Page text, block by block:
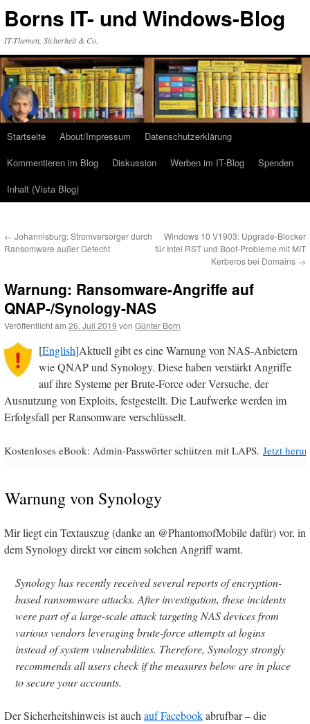
Inhalt
Borns IT- und Windows-Blog
IT-Themen, Sicherheit & Co.
Startseite About/Impressum
Datenschutzerklärung
Kommentieren im Blog
Diskussion Werben im IT-Blog
Spenden
Inhalt (Vista Blog)
← Johannisburg: Stromversorger durch
Ransomware außer Gefecht
Windows 10 V1903: Upgrade-Blocker
für Intel RST und Boot-Probleme mit MIT
Kerberos bei Domains →
Warnung: Ransomware-Angriffe auf
QNAP-/Synology-NAS
Veröffentlicht am 26. Juli 2019 von Günter Born
[English]Aktuell gibt es eine Warnung von NAS-Anbietern
wie QNAP und Synology. Diese haben verstärkt Angriffe
auf ihre Systeme per Brute-Force oder Versuche, der
Ausnutzung von Exploits, festgestellt. Die Laufwerke werden im
Erfolgsfall per Ransomware verschlüsselt.
Kostenloses eBook: Admin-Passwörter schützen mit LAPS. Jetzt
Warnung von Synology
Mir liegt ein Textauszug (danke an @PhantomofMobile dafür) vor, in
dem Synology direkt vor einem solchen Angriff warnt.
Synology has recently received several reports of encryption-
based ransomware attacks. After investigation, these incidents
were part of a large-scale attack targeting NAS devices from
various vendors leveraging brute-force attempts at logins
instead of system vulnerabilities. Therefore, Synology strongly
recommends all users check if the measures below are in place
to secure your accounts.
Der Sicherheitshinweis ist auchauf Facebookabrufbar – die